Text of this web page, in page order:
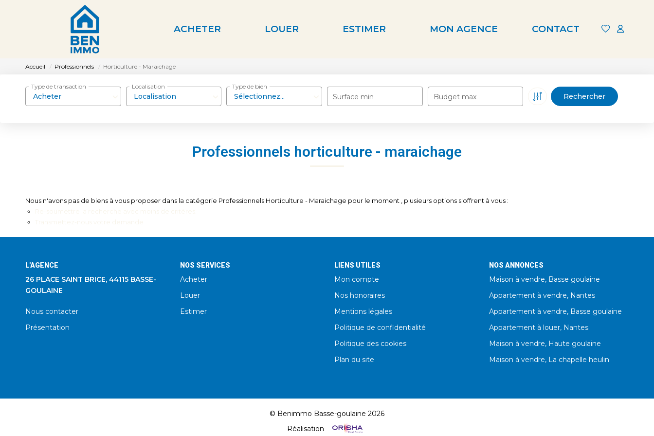
ACHETER LOUER ESTIMER MON AGENCE CONTACT
Accueil Professionnels Horticulture - Maraichage
Acheter
Type de transaction
Localisation
Localisation
Sélectionnez...
Type de bien
Surface min Budget max
Professionnels horticulture - maraichage
Nous n'avons pas de biens à vous proposer dans la catégorie Professionnels Horticulture - Maraichage pour le moment , plusieurs options s'offrent à vous :
L'AGENCE
26 PLACE SAINT BRICE, 44115 BASSE-
GOULAINE
Nous contacter
Présentation
NOS SERVICES
Acheter
Louer
Estimer
LIENS UTILES
Mon compte
Nos honoraires
Mentions légales
Politique de confidentialité
Politique des cookies
Plan du site
NOS ANNONCES
Maison à vendre, Basse goulaine
Appartement à vendre, Nantes
Appartement à vendre, Basse goulaine
Appartement à louer, Nantes
Maison à vendre, Haute goulaine
Maison à vendre, La chapelle heulin
© Benimmo Basse-goulaine 2026
Réalisation